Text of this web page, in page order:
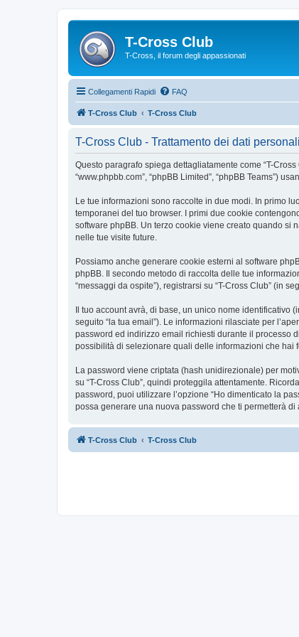
T-Cross Club
T-Cross, il forum degli appassionati
Collegamenti Rapidi FAQ
T-Cross Club T-Cross Club
T-Cross Club - Trattamento dei dati personali
Questo paragrafo spiega dettagliatamente come “T-Cross
“www.phpbb.com”, “phpBB Limited”, “phpBB Teams”)
Le tue informazioni sono raccolte in due modi. In primo
temporanei del tuo browser. I primi due cookie
software phpBB. Un terzo cookie viene creato quando si
nelle tue visite future.
Possiamo anche generare cookie esterni al software
phpBB. Il secondo metodo di raccolta delle tue
“messaggi da ospite”), registrarsi su “T-Cross Club” (in
Il tuo account avrà, di base, un unico nome identificativo
seguito “la tua email”). Le informazioni rilasciate per
password ed indirizzo email richiesti durante il processo
possibilità di selezionare quali delle informazioni che hai
La password viene criptata (hash unidirezionale) per
su “T-Cross Club”, quindi proteggila attentamente.
password, puoi utilizzare l’opzione “Ho dimenticato la
possa generare una nuova password che ti permetterà di
T-Cross Club T-Cross Club